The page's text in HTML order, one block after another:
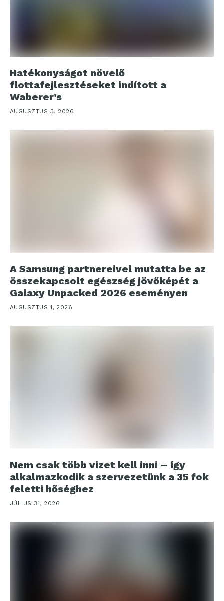
Hatékonyságot növelő
flottafejlesztéseket indított a
Waberer’s
AUGUSZTUS 3, 2026
A Samsung partnereivel mutatta be az
összekapcsolt egészség jövőképét a
Galaxy Unpacked 2026 eseményen
AUGUSZTUS 1, 2026
Nem csak több vizet kell inni – így
alkalmazkodik a szervezetünk a 35 fok
feletti hőséghez
JÚLIUS 31, 2026